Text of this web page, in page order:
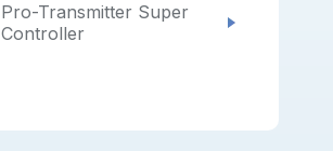
Pro-Transmitter Super
Controller